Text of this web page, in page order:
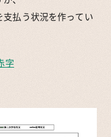
払う状況を作ってい
字